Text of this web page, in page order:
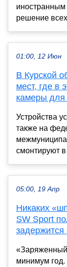
решение
01:00, 12 Июн
В Курской
мест, где в
камеры
Устройства
также на
смонтируют в
05:00, 19 Апр
Никаких
SW Sport
задержится
«Заряженный
минимум